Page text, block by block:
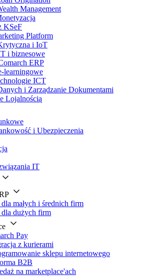
Management
KSeF
Platform
i IoT
i biznesowe
ERP
learningowe
ICT
i Zarządzanie Dokumentami
Lojalnością
i Ubezpieczenia
IT
małych i średnich firm
dla dużych firm
Pay
z kurierami
sklepu internetowego
B2B
na marketplace'ach